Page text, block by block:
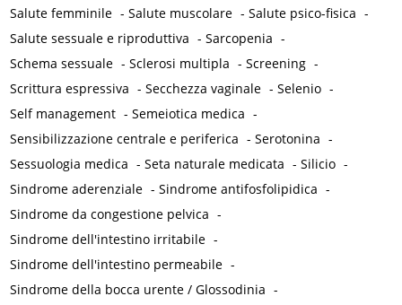
Salute femminile -Salute muscolare -Salute psico-fisica -
Salute sessuale e riproduttiva -Sarcopenia -
Schema sessuale -Sclerosi multipla -Screening -
Scrittura espressiva -Secchezza vaginale -Selenio -
Self management -Semeiotica medica -
Sensibilizzazione centrale e periferica -Serotonina -
Sessuologia medica -Seta naturale medicata -Silicio -
Sindrome aderenziale -Sindrome antifosfolipidica -
Sindrome da congestione pelvica -
Sindrome dell'intestino irritabile -
Sindrome dell'intestino permeabile -
Sindrome della bocca urente / Glossodinia -